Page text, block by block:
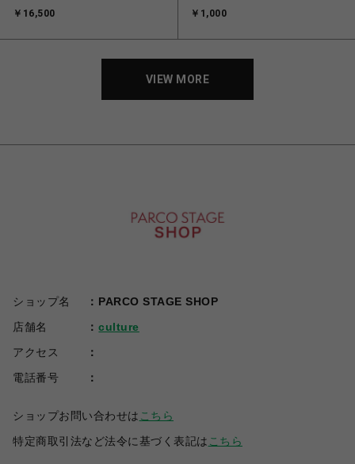
￥16,500
￥1,000
VIEW MORE
ショップ名
PARCO STAGE SHOP
店舗名
culture
アクセス
電話番号
ショップお問い合わせは こちら
特定商取引法など法令に基づく表記は こちら